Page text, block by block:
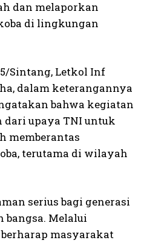
dan melaporkan
di lingkungan
Sintang, Letkol Inf
dalam keterangannya
bahwa kegiatan
dari upaya TNI untuk
memberantas
terutama di wilayah
serius bagi generasi
bangsa. Melalui
masyarakat